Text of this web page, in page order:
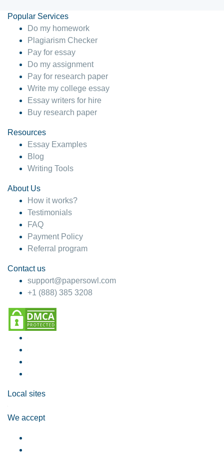
Popular Services
Do my homework
Plagiarism Checker
Pay for essay
Do my assignment
Pay for research paper
Write my college essay
Essay writers for hire
Buy research paper
Resources
Essay Examples
Blog
Writing Tools
About Us
How it works?
Testimonials
FAQ
Payment Policy
Referral program
Contact us
support@papersowl.com
+1 (888) 385 3208
Local sites
We accept